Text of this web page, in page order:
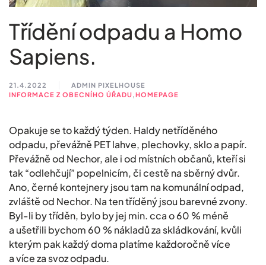
Třídění odpadu a Homo
Sapiens.
21.4.2022
ADMIN PIXELHOUSE
INFORMACE Z OBECNÍHO ÚŘADU,HOMEPAGE
Opakuje se to každý týden. Haldy netříděného
odpadu, převážně PET lahve, plechovky, sklo a papír.
Převážně od Nechor, ale i od místních občanů, kteří si
tak “odlehčují” popelnicím, či cestě na sběrný dvůr.
Ano, černé kontejnery jsou tam na komunální odpad,
zvláště od Nechor. Na ten tříděný jsou barevné zvony.
Byl-li by tříděn, bylo by jej min. cca o 60 % méně
a ušetřili bychom 60 % nákladů za skládkování, kvůli
kterým pak každý doma platíme každoročně více
a více za svoz odpadu.